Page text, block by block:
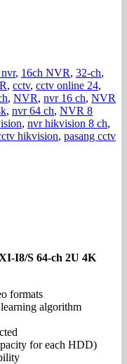
, 16ch NVR, 32-ch,
, cctv, cctv online 24,
, NVR, nvr 16 ch, NVR
, nvr 64 ch, NVR 8
, nvr hikvision 8 ch,
hikvision, pasang cctv
I8/S 64-ch 2U 4K
formats
algorithm
for each HDD)